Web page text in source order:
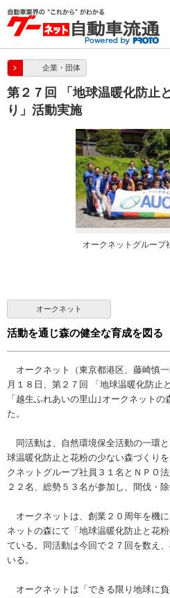
企業・団体
第２７回 「地球温暖化防止
り」活動実施
オークネットグループ
オークネット
活動を通じ森の健全な育成を図る
オークネット（東京都港区、藤崎慎
月１８日、第２７回 「地球温暖化防止
「越生ふれあいの里山｣オークネット
た。
同活動は、自然環境保全活動の一環
球温暖化防止と花粉の少ない森づくり
クネットグループ社員３１名とＮＰＯ
２２名、総勢５３名が参加し、間伐・除
オークネットは、創業２０周年を機
ネットの森にて「地球温暖化防止と花
ている。同活動は今回で２７回を数え
いる。
オークネットは「できる限り地球に